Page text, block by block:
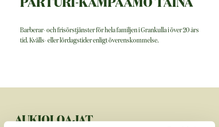
PARTURI-KAMPAAMO TAINA
Barberar- och frisörstjänster för hela familjen i Grankulla i över 20 års
tid. Kvälls- eller lördagstider enligt överenskommelse.
AUKIOLOAJAT